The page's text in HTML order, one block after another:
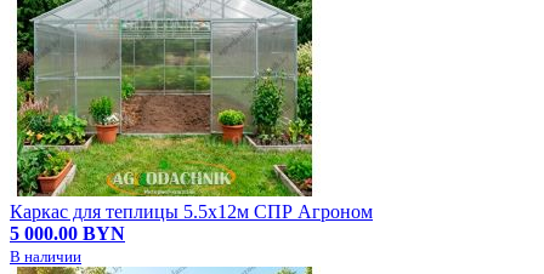
Каркас для теплицы 5.5х12м СПР Агроном
5 000.00 BYN
В наличии